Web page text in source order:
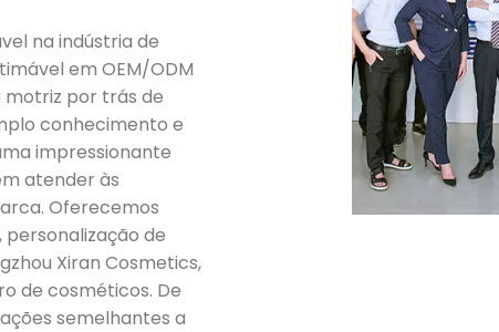
na indústria de
em OEM/ODM
por trás de
conhecimento e
impressionante
atender às
Oferecemos
de
Xiran Cosmetics,
de cosméticos. De
semelhantes a